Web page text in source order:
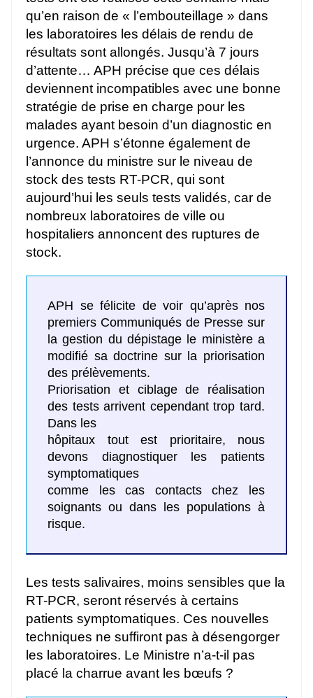
qu’en raison de « l’embouteillage » dans
les laboratoires les délais de rendu de
résultats sont allongés. Jusqu’à 7 jours
d’attente… APH précise que ces délais
deviennent incompatibles avec une bonne
stratégie de prise en charge pour les
malades ayant besoin d’un diagnostic en
urgence. APH s’étonne également de
l’annonce du ministre sur le niveau de
stock des tests RT-PCR, qui sont
aujourd’hui les seuls tests validés, car de
nombreux laboratoires de ville ou
hospitaliers annoncent des ruptures de
stock.
APH se félicite de voir qu’après nos
premiers Communiqués de Presse sur
la gestion du dépistage le ministère a
modifié sa doctrine sur la priorisation
des prélèvements.
Priorisation et ciblage de réalisation
des tests arrivent cependant trop tard.
Dans les
hôpitaux tout est prioritaire, nous
devons diagnostiquer les patients
symptomatiques
comme les cas contacts chez les
soignants ou dans les populations à
risque.
Les tests salivaires, moins sensibles que la
RT-PCR, seront réservés à certains
patients symptomatiques. Ces nouvelles
techniques ne suffiront pas à désengorger
les laboratoires. Le Ministre n’a-t-il pas
placé la charrue avant les bœufs ?